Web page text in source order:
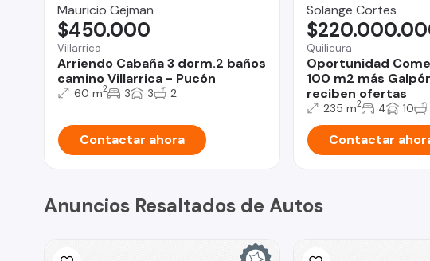
Mauricio Gejman
Villarrica
Arriendo Cabaña 3 dorm.2 baños
camino Villarrica - Pucón
$450.000
60 m2 3 3 2
Contactar ahora
Solange Cortes
Quilicura
Oportunidad
100 m2 más
reciben ofertas
235 m2 4 10
Contactar
Anuncios Resaltados de Autos